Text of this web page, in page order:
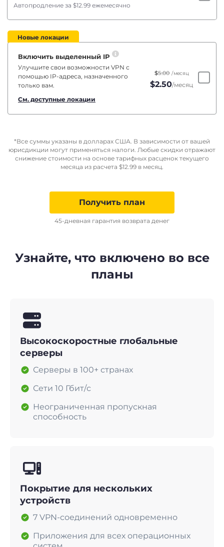
Автопродление за $12.99 ежемесячно
Новые локации
Включить выделенный IP
Улучшите свои возможности VPN с
помощью IP-адреса, назначенного
только вам.
См. доступные локации
$5.00 /месяц
$2.50/месяц
*Все суммы указаны в долларах США. В зависимости от вашей
юрисдикции могут применяться налоги. Любые скидки отражают
снижение стоимости на основе тарифных расценок текущего
месяца из расчета $12.99 в месяц.
Получить план
45-дневная гарантия возврата денег
Узнайте, что включено во все
планы
Высокоскоростные глобальные
серверы
Серверы в 100+ странах
Сети 10 Гбит/с
Неограниченная пропускная
способность
Покрытие для нескольких
устройств
7 VPN-соединений одновременно
Приложения для всех операционных